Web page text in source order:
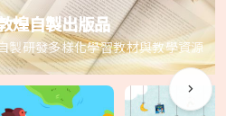
煌自製出版品
製研發多樣化學習教材與教學資源